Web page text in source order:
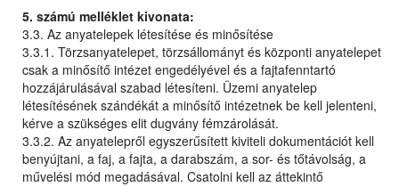
5. számú melléklet kivonata:
3.3. Az anyatelepek létesítése és minősítése
3.3.1. Törzsanyatelepet, törzsállományt és központi anyatelepet
csak a minősítő intézet engedélyével és a fajtafenntartó
hozzájárulásával szabad létesíteni. Üzemi anyatelep
létesítésének szándékát a minősítő intézetnek be kell jelenteni,
kérve a szükséges elit dugvány fémzárolását.
3.3.2. Az anyatelepről egyszerűsített kiviteli dokumentációt kell
benyújtani, a faj, a fajta, a darabszám, a sor- és tőtávolság, a
művelési mód megadásával. Csatolni kell az áttekintő